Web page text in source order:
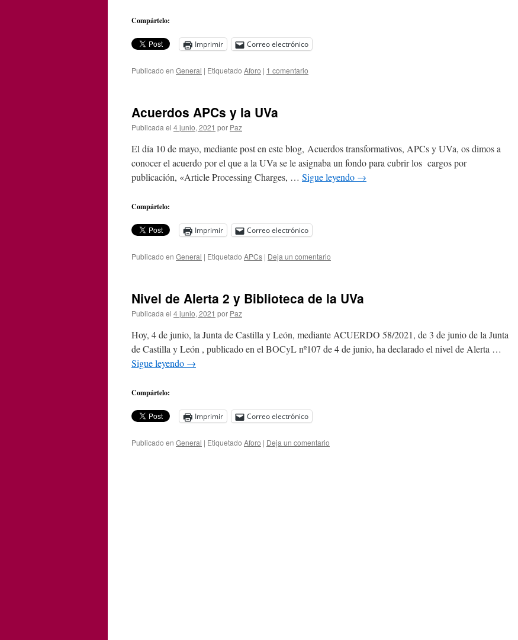
Compártelo:
Imprimir Correo electrónico
Publicado en General | Etiquetado Aforo | 1 comentario
Acuerdos APCs y la UVa
Publicada el 4 junio, 2021 por Paz
El día 10 de mayo, mediante post en este blog, Acuerdos transformativos, APCs y UVa, os dimos a
conocer el acuerdo por el que a la UVa se le asignaba un fondo para cubrir los cargos por
publicación, «Article Processing Charges, … Sigue leyendo →
Compártelo:
Imprimir Correo electrónico
Publicado en General | Etiquetado APCs | Deja un comentario
Nivel de Alerta 2 y Biblioteca de la UVa
Publicada el 4 junio, 2021 por Paz
Hoy, 4 de junio, la Junta de Castilla y León, mediante ACUERDO 58/2021, de 3 de junio de la Junta
de Castilla y León , publicado en el BOCyL nº107 de 4 de junio, ha declarado el nivel de Alerta …
Sigue leyendo →
Compártelo:
Imprimir Correo electrónico
Publicado en General | Etiquetado Aforo | Deja un comentario